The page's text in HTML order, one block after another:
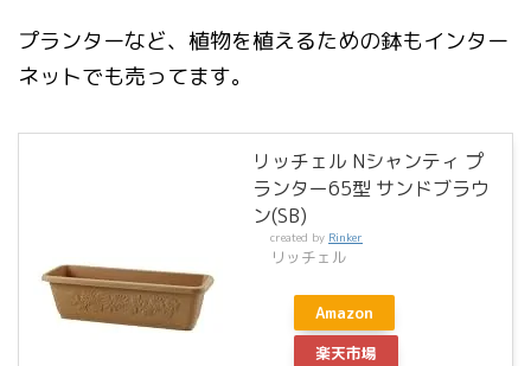
プランターなど、植物を植えるための鉢もインター
ネットでも売ってます。
リッチェル Nシャンティ プ
ランター65型 サンドブラウ
ン(SB)
created by Rinker
リッチェル
Amazon
楽天市場